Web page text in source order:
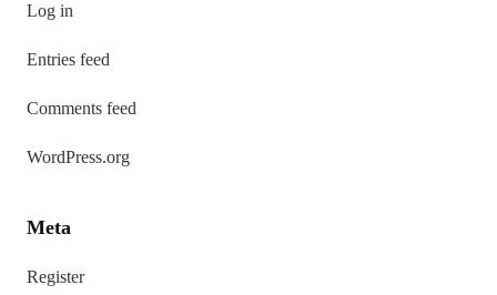
Log in
Entries feed
Comments feed
WordPress.org
Meta
Register